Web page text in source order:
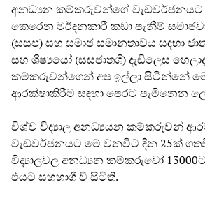
අනධ්‍යන කම්කරුවන්ගේ වැඩවර්ජනයට
කෙරෙන මර්දනකාරී කඩා පැනීම්
(සසප) සහ සමාජ සමානතාවය සඳහා
සහ ශිෂ්‍යයෝ (සසජාතශි) දැඩිලෙස
කම්කරුවන්ගෙන් අප ඉල්ලා සිටින්නේ
ආරක්ෂාකිරීම සඳහා පෙරට පැමිනෙන
විශ්ව විද්‍යාල අනධ්‍යයන කම්කරුවන්
වැඩවර්ජනයට මේ වනවිට දින 25ක්
විද්‍යාලවල අනධ්‍යන කම්කරුවෝ
එයට සහභාගී වී සිටිති.